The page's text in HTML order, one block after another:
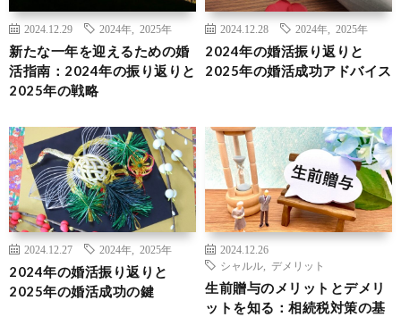
2024.12.29 2024年 2025年
新たな一年を迎えるための婚
活指南：2024年の振り返りと
2025年の戦略
2024.12.28 2024年 2025年
2024年の婚活振り返りと
2025年の婚活成功アドバイス
2024.12.27 2024年 2025年
2024年の婚活振り返りと
2025年の婚活成功の鍵
2024.12.26
シャルル
デメリット
生前贈与のメリットとデメリ
ットを知る：相続税対策の基